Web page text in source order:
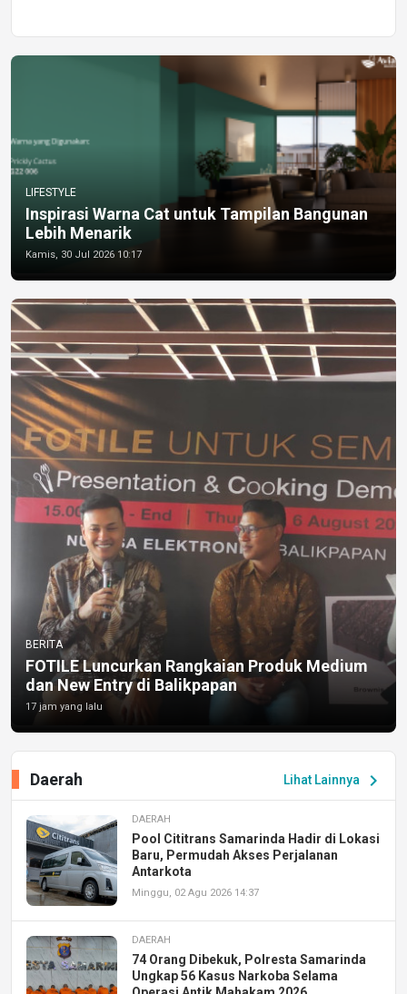
LIFESTYLE
Inspirasi Warna Cat untuk Tampilan Bangunan
Lebih Menarik
Kamis, 30 Jul 2026 10:17
BERITA
FOTILE Luncurkan Rangkaian Produk Medium
dan New Entry di Balikpapan
17 jam yang lalu
Lihat Lainnya chevron_right
Daerah
DAERAH
Pool Cititrans Samarinda Hadir di Lokasi
Baru, Permudah Akses Perjalanan
Antarkota
Minggu, 02 Agu 2026 14:37
DAERAH
74 Orang Dibekuk, Polresta Samarinda
Ungkap 56 Kasus Narkoba Selama